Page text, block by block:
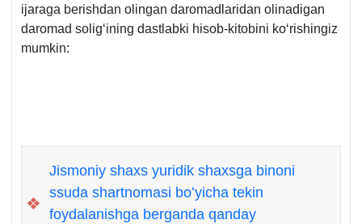
ijaraga berishdan olingan daromadlaridan olinadigan
daromad soligʻining dastlabki hisob-kitobini koʻrishingiz
mumkin:
❖
Jismoniy shaхs yuridik shaхsga binoni
ssuda shartnomasi boʻyicha tekin
foydalanishga berganda qanday